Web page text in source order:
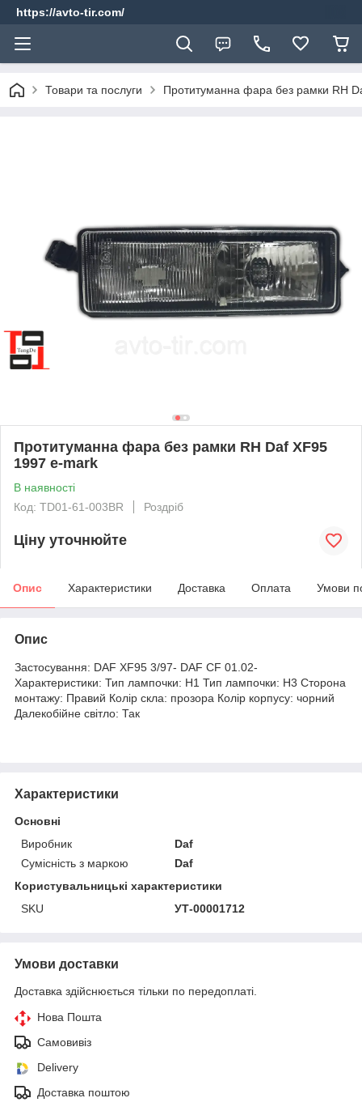
https://avto-tir.com/
Товари та послуги Протитуманна фара без рамки RH
Протитуманна фара без рамки RH Daf XF95
1997 e-mark
В наявності
Код: TD01-61-003BR
Роздріб
Ціну уточнюйте
Опис Характеристики Доставка Оплата Умови
Опис
Застосування: DAF XF95 3/97- DAF CF 01.02-
Характеристики: Тип лампочки: H1 Тип лампочки: H3 Сторона
монтажу: Правий Колір скла: прозора Колір корпусу: чорний
Далекобійне світло: Так
Характеристики
Основні
Виробник
Daf
Сумісність з маркою
Daf
Користувальницькі характеристики
SKU
УТ-00001712
Умови доставки
Доставка здійснюється тільки по передоплаті.
Нова Пошта
Самовивіз
Delivery
Доставка поштою